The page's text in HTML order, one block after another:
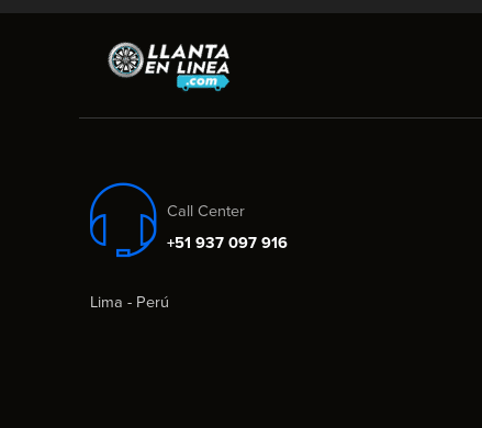
Call Center
+51 937 097 916
Lima - Perú